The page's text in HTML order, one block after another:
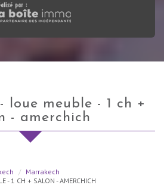
- amerchich
Marrakech
- 1 CH + SALON - AMERCHICH